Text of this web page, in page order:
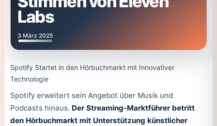
Labs
3 März 2025
Spotify Startet in den Hörbuchmarkt mit Innovativer
Technologie
Spotify erweitert sein Angebot über Musik und
Podcasts hinaus. Der Streaming-Marktführer betritt
den Hörbuchmarkt mit Unterstützung künstlicher